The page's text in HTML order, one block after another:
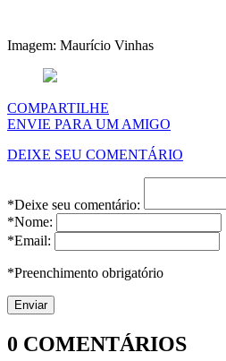
Imagem: Maurício Vinhas
COMPARTILHE
ENVIE PARA UM AMIGO
DEIXE SEU COMENTÁRIO
*Deixe seu comentário:
*Nome:
*Email:
*Preenchimento obrigatório
0 COMENTÁRIOS